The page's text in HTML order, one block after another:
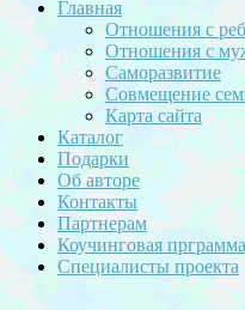
Главная
Отношения с
Отношения с
Саморазвитие
Совмещение
Карта сайта
Каталог
Подарки
Об авторе
Контакты
Партнерам
Коучинговая прграмма
Специалисты проекта